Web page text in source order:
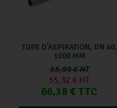
TUBE D’ASPIRATION, DN 40,
1000 MM
55,99 € HT
55,32 € HT
66,38 € TTC